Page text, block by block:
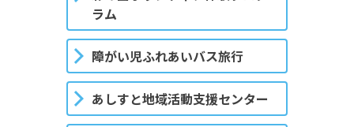
ラム
障がい児ふれあいバス旅行
あしすと地域活動支援センター